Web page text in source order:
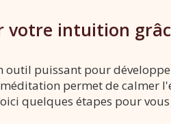
votre intuition
outil puissant pour
méditation permet de calmer
quelques étapes pour